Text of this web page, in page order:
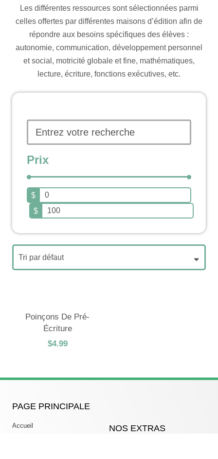
Les différentes ressources sont sélectionnées parmi
celles offertes par différentes maisons d’édition afin de
répondre aux besoins spécifiques des élèves :
autonomie, communication, développement personnel
et social, motricité globale et fine, mathématiques,
lecture, écriture, fonctions exécutives, etc.
Prix
$
$
Poinçons De Pré-
Écriture
$4.99
PAGE PRINCIPALE
Accueil
NOS EXTRAS